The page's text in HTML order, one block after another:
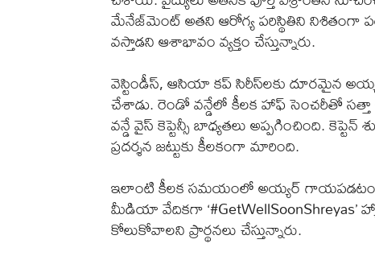
మేనేజ్‌మెంట్ అతని ఆరోగ్య పరిస్థితిని నిశితంగా
వస్తాడని ఆశాభావం వ్యక్తం చేస్తున్నారు.
వెస్టిండీస్, ఆసియా కప్ సిరీస్‌లకు దూరమైన
చేశాడు. రెండో వన్డేలో కీలక హాఫ్ సెంచరీతో
వన్డే వైస్ కెప్టెన్సీ బాధ్యతలు అప్పగించింది.
ప్రదర్శన జట్టుకు కీలకంగా మారింది.
ఇలాంటి కీలక సమయంలో అయ్యర్ గాయపడటం
మీడియా వేదికగా
కోలుకోవాలని ప్రార్థనలు చేస్తున్నారు.